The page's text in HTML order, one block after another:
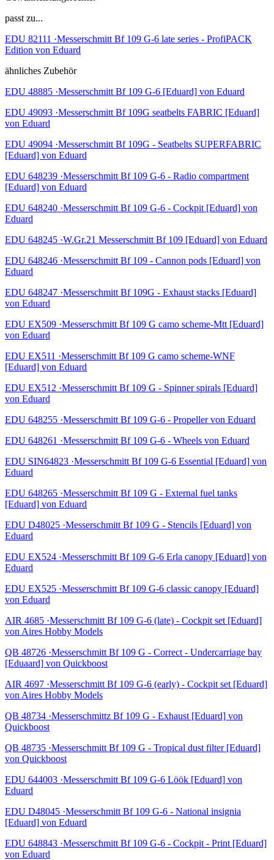
passt zu...
EDU 82111 ·Messerschmitt Bf 109 G-6 late series - ProfiPACK
Edition von Eduard
ähnliches Zubehör
EDU 48885 ·Messerschmitt Bf 109 G-6 [Eduard] von Eduard
EDU 49093 ·Messerschmitt Bf 109G seatbelts FABRIC [Eduard]
von Eduard
EDU 49094 ·Messerschmitt Bf 109G - Seatbelts SUPERFABRIC
[Eduard] von Eduard
EDU 648239 ·Messerschmitt Bf 109 G-6 - Radio compartment
[Eduard] von Eduard
EDU 648240 ·Messerschmitt Bf 109 G-6 - Cockpit [Eduard] von
Eduard
EDU 648245 ·W.Gr.21 Messerschmitt Bf 109 [Eduard] von Eduard
EDU 648246 ·Messerschmitt Bf 109 - Cannon pods [Eduard] von
Eduard
EDU 648247 ·Messerschmitt Bf 109G - Exhaust stacks [Eduard]
von Eduard
EDU EX509 ·Messerschmitt Bf 109 G camo scheme-Mtt [Eduard]
von Eduard
EDU EX511 ·Messerschmitt Bf 109 G camo scheme-WNF
[Eduard] von Eduard
EDU EX512 ·Messerschmitt Bf 109 G - Spinner spirals [Eduard]
von Eduard
EDU 648255 ·Messerschmitt Bf 109 G-6 - Propeller von Eduard
EDU 648261 ·Messerschmitt Bf 109 G-6 - Wheels von Eduard
EDU SIN64823 ·Messerschmitt Bf 109 G-6 Essential [Eduard] von
Eduard
EDU 648265 ·Messerschmitt Bf 109 G - External fuel tanks
[Eduard] von Eduard
EDU D48025 ·Messerschmitt Bf 109 G - Stencils [Eduard] von
Eduard
EDU EX524 ·Messerschmitt Bf 109 G-6 Erla canopy [Eduard] von
Eduard
EDU EX525 ·Messerschmitt Bf 109 G-6 classic canopy [Eduard]
von Eduard
AIR 4685 ·Messerschmitt Bf 109 G-6 (late) - Cockpit set [Eduard]
von Aires Hobby Models
QB 48726 ·Messerschmitt Bf 109 G - Correct - Undercarriage bay
[Eduaard] von Quickboost
AIR 4697 ·Messerschmitt Bf 109 G-6 (early) - Cockpit set [Eduard]
von Aires Hobby Models
QB 48734 ·Messerschmittz Bf 109 G - Exhaust [Eduard] von
Quickboost
QB 48735 ·Messerschmitt Bf 109 G - Tropical dust filter [Eduard]
von Quickboost
EDU 644003 ·Messerschmitt Bf 109 G-6 Löök [Eduard] von
Eduard
EDU D48045 ·Messerschmitt Bf 109 G-6 - National insignia
[Eduard] von Eduard
EDU 648843 ·Messerschmitt Bf 109 G-6 - Cockpit - Print [Eduard]
von Eduard